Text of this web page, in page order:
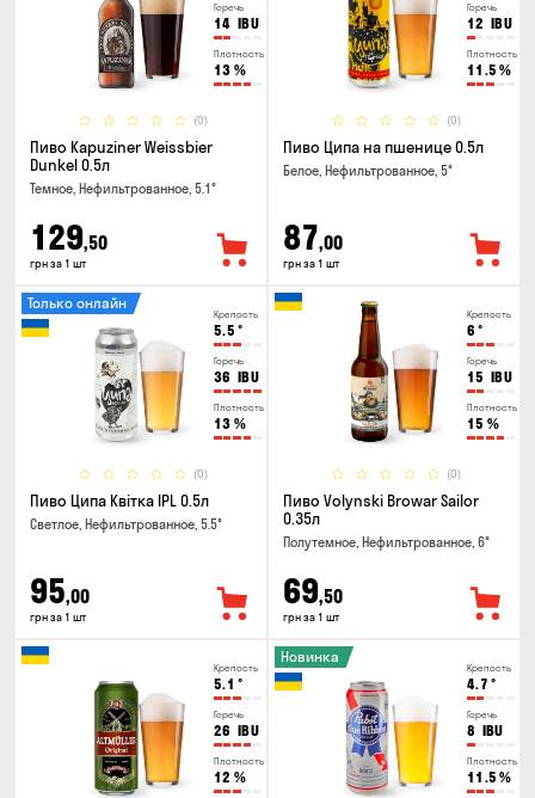
Горечь
14 IBU
Плотность
13 %
(0)
Пиво Kapuziner Weissbier
Dunkel 0.5л
Темное, Нефильтрованное, 5.1°
129,50
грн за 1 шт
Горечь
12 IBU
Плотность
11.5 %
(0)
Пиво Ципа на пшенице 0.5л
Белое, Нефильтрованное, 5°
87,00
грн за 1 шт
Крепость
5.5 °
Горечь
36 IBU
Плотность
13 %
(0)
Только онлайн
Пиво Ципа Квітка IPL 0.5л
Светлое, Нефильтрованное, 5.5°
95,00
грн за 1 шт
Крепость
6 °
Горечь
15 IBU
Плотность
15 %
(0)
Пиво Volynski Browar Sailor
0.35л
Полутемное, Нефильтрованное, 6°
69,50
грн за 1 шт
Крепость
5.1 °
Горечь
26 IBU
Плотность
12 %
Крепость
4.7 °
Горечь
8 IBU
Плотность
11.5 %
Новинка